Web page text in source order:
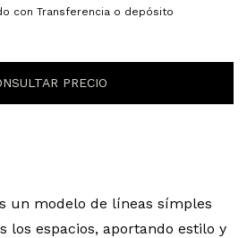
con Transferencia o depósito
un modelo de líneas símples
los espacios, aportando estilo y